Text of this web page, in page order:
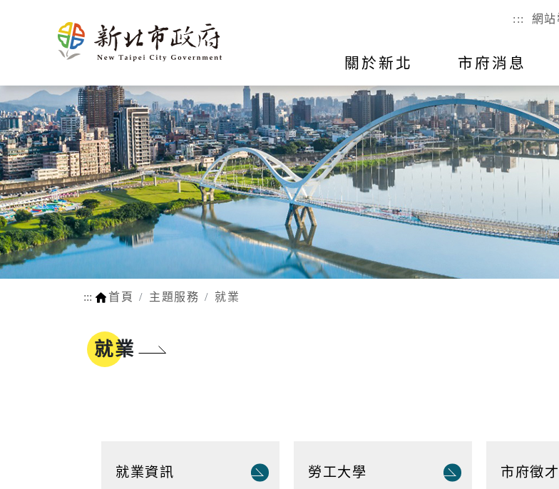
::: 網站
關於新北
新北介
紹
地理氣候
人口概況
交通概述
文化
姊妹市及
友好城市
新北市標
誌
市府團
隊
市府組織
市政府
各機關
區公所
市府榮
耀
聯絡我
們
市府消息
市政新聞 新聞花絮 市政公告 主
市府徵才 網站瀏覽安全指引 RSS訂閱
施政計畫 施政成果 出國報告
新北市SDGs網站 法規函令 預算與決算
總預算
總決算
市民申辦/申訴等查
詢
申辦e服務 行動APP
路平報馬仔 福利補助自己查 公有場地租借
熱門
動物認養
公設認養
網站連結
行動APP
常見問答
參與式預算
生育
孕前保健
生育獎勵
身心障礙者懷孕手冊
醫療保健
育兒托育
教育
幼兒
國小
國高中
特殊教育
::: 首頁 主題服務 就業
就業
就業資訊 勞工大學 市府徵才